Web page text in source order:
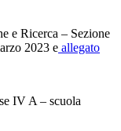
e Ricerca – Sezione
2023 e allegato
IV A – scuola